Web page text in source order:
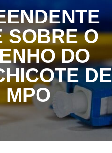
SOBRE O
DO
DE
MPO